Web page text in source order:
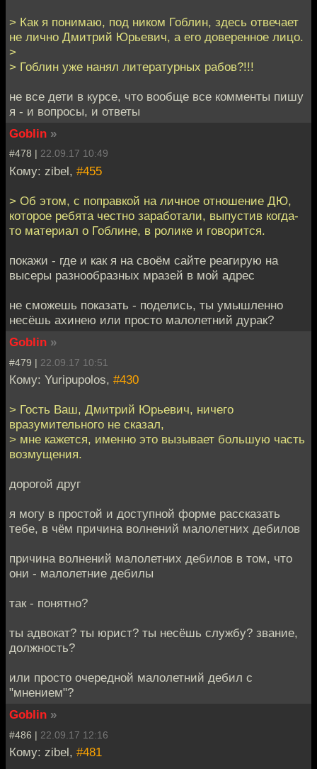
> Как я понимаю, под ником Гоблин, здесь отвечает
не лично Дмитрий Юрьевич, а его доверенное лицо.
>
> Гоблин уже нанял литературных рабов?!!!
не все дети в курсе, что вообще все комменты пишу
я - и вопросы, и ответы
Goblin »
#478 | 22.09.17 10:49
Кому: zibel, #455
> Об этом, с поправкой на личное отношение ДЮ,
которое ребята честно заработали, выпустив когда-
то материал о Гоблине, в ролике и говорится.
покажи - где и как я на своём сайте реагирую на
высеры разнообразных мразей в мой адрес
не сможешь показать - поделись, ты умышленно
несёшь ахинею или просто малолетний дурак?
Goblin »
#479 | 22.09.17 10:51
Кому: Yuripupolos, #430
> Гость Ваш, Дмитрий Юрьевич, ничего
вразумительного не сказал,
> мне кажется, именно это вызывает большую часть
возмущения.
дорогой друг
я могу в простой и доступной форме рассказать
тебе, в чём причина волнений малолетних дебилов
причина волнений малолетних дебилов в том, что
они - малолетние дебилы
так - понятно?
ты адвокат? ты юрист? ты несёшь службу? звание,
должность?
или просто очередной малолетний дебил с
"мнением"?
Goblin »
#486 | 22.09.17 12:16
Кому: zibel, #481